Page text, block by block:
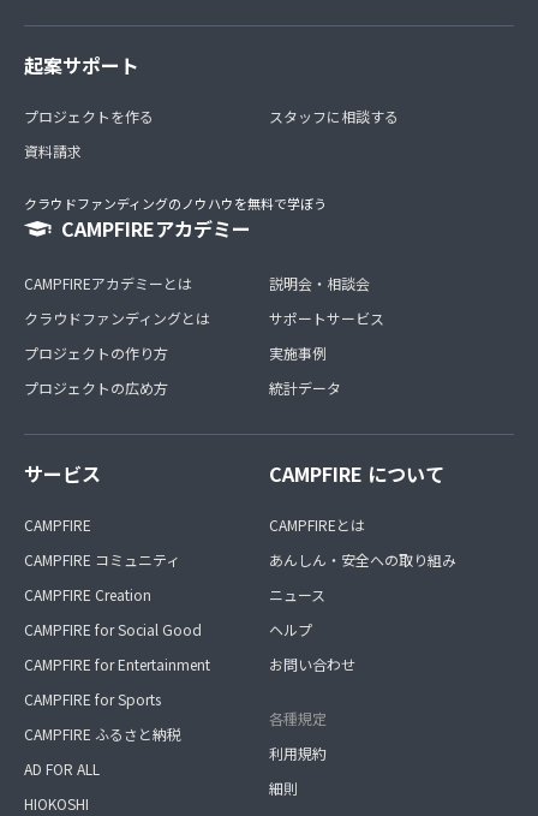
起案サポート
プロジェクトを作る
資料請求
スタッフに相談する
クラウドファンディングのノウハウを無料で学ぼう
CAMPFIREアカデミー
CAMPFIREアカデミーとは
クラウドファンディングとは
プロジェクトの作り方
プロジェクトの広め方
説明会・相談会
サポートサービス
実施事例
統計データ
サービス
CAMPFIRE
CAMPFIRE コミュニティ
CAMPFIRE Creation
CAMPFIRE for Social Good
CAMPFIRE for Entertainment
CAMPFIRE for Sports
CAMPFIRE ふるさと納税
AD FOR ALL
HIOKOSHI
CAMPFIRE について
CAMPFIREとは
あんしん・安全への取り組み
ニュース
ヘルプ
お問い合わせ
各種規定
利用規約
細則